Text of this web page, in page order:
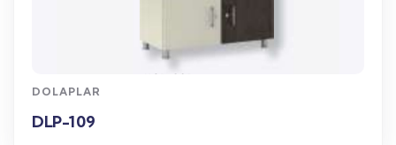
WhatsApp Sipariş
DOLAPLAR
DLP-109